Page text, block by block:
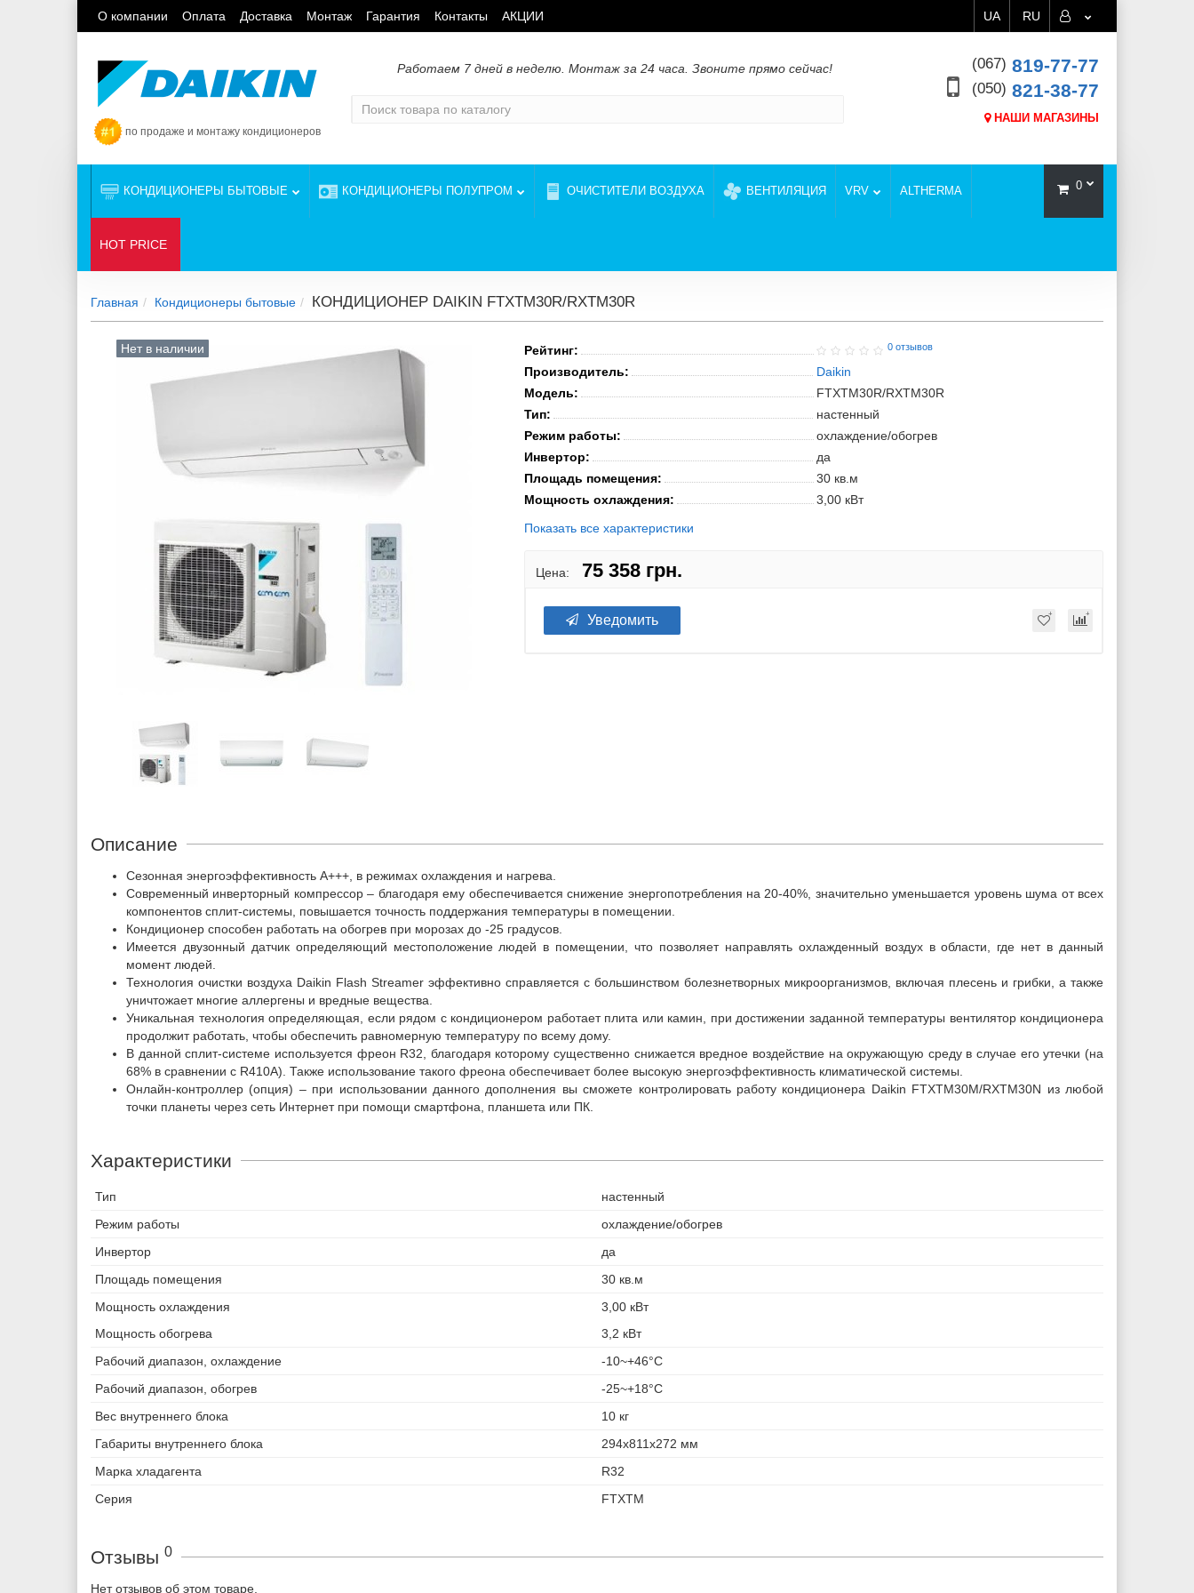
О компании Оплата Доставка Монтаж Гарантия Контакты АКЦИИ UA RU
по продаже и монтажу кондиционеров
Работаем 7 дней в неделю. Монтаж за 24 часа. Звоните прямо сейчас! (067) 819-77-77
(050) 821-38-77
НАШИ МАГАЗИНЫ
КОНДИЦИОНЕРЫ БЫТОВЫЕ КОНДИЦИОНЕРЫ ПОЛУПРОМ ОЧИСТИТЕЛИ ВОЗДУХА ВЕНТИЛЯЦИЯ VRV ALTHERMA
HOT PRICE
0
Главная Кондиционеры бытовые КОНДИЦИОНЕР DAIKIN FTXTM30R/RXTM30R
Нет в наличии Рейтинг: 0 отзывов
Производитель:
Daikin
Модель:
FTXTM30R/RXTM30R
Тип:
настенный
Режим работы:
охлаждение/обогрев
Инвертор:
да
Площадь помещения:
30 кв.м
Мощность охлаждения:
3,00 кВт
Показать все характеристики
Цена: 75 358 грн.
Уведомить
Описание
Сезонная энергоэффективность А+++, в режимах охлаждения и нагрева.
Современный инверторный компрессор – благодаря ему обеспечивается снижение энергопотребления на 20-40%, значительно уменьшается уровень шума от всех
компонентов сплит-системы, повышается точность поддержания температуры в помещении.
Кондиционер способен работать на обогрев при морозах до -25 градусов.
Имеется двузонный датчик определяющий местоположение людей в помещении, что позволяет направлять охлажденный воздух в области, где нет в данный
момент людей.
Технология очистки воздуха Daikin Flash Streamer эффективно справляется с большинством болезнетворных микроорганизмов, включая плесень и грибки, а также
уничтожает многие аллергены и вредные вещества.
Уникальная технология определяющая, если рядом с кондиционером работает плита или камин, при достижении заданной температуры вентилятор кондиционера
продолжит работать, чтобы обеспечить равномерную температуру по всему дому.
В данной сплит-системе используется фреон R32, благодаря которому существенно снижается вредное воздействие на окружающую среду в случае его утечки (на
68% в сравнении с R410А). Также использование такого фреона обеспечивает более высокую энергоэффективность климатической системы.
Онлайн-контроллер (опция) – при использовании данного дополнения вы сможете контролировать работу кондиционера Daikin FTXTM30M/RXTM30N из любой
точки планеты через сеть Интернет при помощи смартфона, планшета или ПК.
Характеристики
Тип
настенный
Режим работы
охлаждение/обогрев
Инвертор
да
Площадь помещения
30 кв.м
Мощность охлаждения
3,00 кВт
Мощность обогрева
3,2 кВт
Рабочий диапазон, охлаждение
-10~+46°С
Рабочий диапазон, обогрев
-25~+18°С
Вес внутреннего блока
10 кг
Габариты внутреннего блока
294х811х272 мм
Марка хладагента
R32
Серия
FTXTM
Отзывы 0
Нет отзывов об этом товаре.